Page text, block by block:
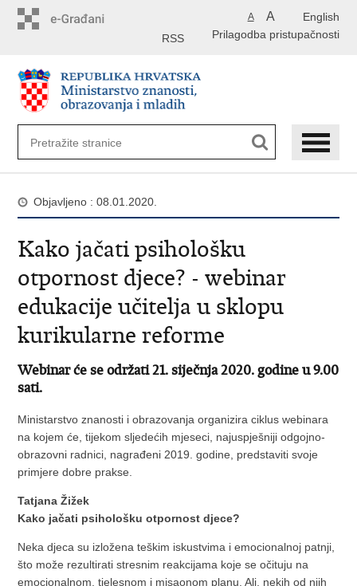
English
A A
Prilagodba pristupačnosti
RSS
Objavljeno : 08.01.2020.
Kako jačati psihološku
otpornost djece? - webinar
edukacije učitelja u sklopu
kurikularne reforme
Webinar će se održati 21. siječnja 2020. godine u 9.00
sati.
Ministarstvo znanosti i obrazovanja organizira ciklus webinara
na kojem će, tijekom sljedećih mjeseci, najuspješniji odgojno-
obrazovni radnici, nagrađeni 2019. godine, predstaviti svoje
primjere dobre prakse.
Tatjana Žižek
Kako jačati psihološku otpornost djece?
Neka djeca su izložena teškim iskustvima i emocionalnoj patnji,
što može rezultirati stresnim reakcijama koje se očituju na
emocionalnom, tjelesnom i misaonom planu. Ali, nekih od njih